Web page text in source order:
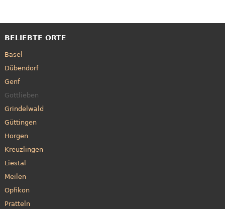
BELIEBTE ORTE
Basel
Dübendorf
Genf
Gottlieben
Grindelwald
Güttingen
Horgen
Kreuzlingen
Liestal
Meilen
Opfikon
Pratteln